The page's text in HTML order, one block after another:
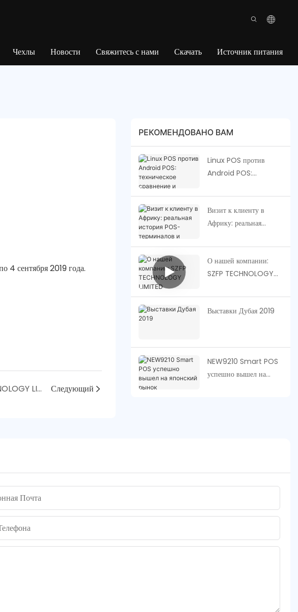
Чехлы Новости Свяжитесь с нами Скачать Источник питания
сентября 2019 года.
О нашей компании: SZFP TECHNOLOGY LIMITED Следующий
РЕКОМЕНДОВАНО ВАМ
Linux POS против
Android POS:
и будущие тенденции |
SZFP Technology
Limited
Визит к клиенту в
Африку: реальная
терминалов и будущее
платежей.
О нашей компании:
SZFP TECHNOLOGY
Выставки Дубая 2019
NEW9210 Smart POS
успешно вышел на
Почта